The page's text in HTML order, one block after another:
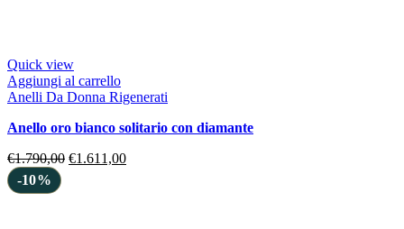
Quick view
Aggiungi al carrello
Anelli Da Donna Rigenerati
anello oro bianco solitario con diamante
€1.790,00 €1.611,00
-10%